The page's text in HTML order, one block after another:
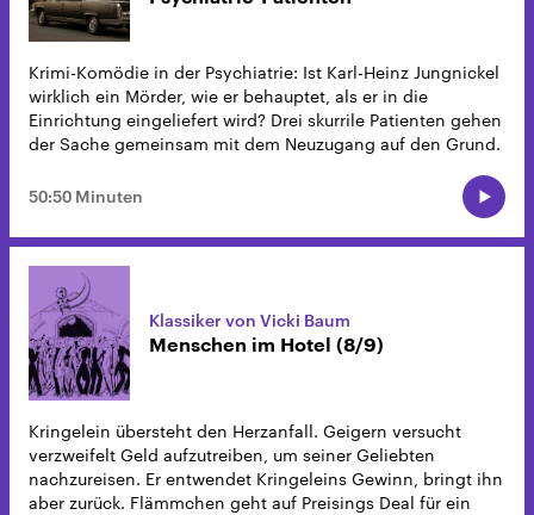
Krimi-Komödie in der Psychiatrie: Ist Karl-Heinz Jungnickel
wirklich ein Mörder, wie er behauptet, als er in die
Einrichtung eingeliefert wird? Drei skurrile Patienten gehen
der Sache gemeinsam mit dem Neuzugang auf den Grund.
50:50 Minuten
Klassiker von Vicki Baum
Menschen im Hotel (8/9)
Kringelein übersteht den Herzanfall. Geigern versucht
verzweifelt Geld aufzutreiben, um seiner Geliebten
nachzureisen. Er entwendet Kringeleins Gewinn, bringt ihn
aber zurück. Flämmchen geht auf Preisings Deal für ein